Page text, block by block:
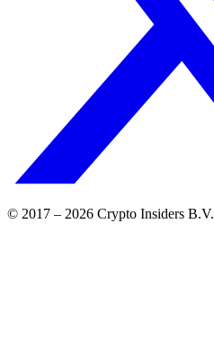
© 2017 – 2026 Crypto Insiders B.V.